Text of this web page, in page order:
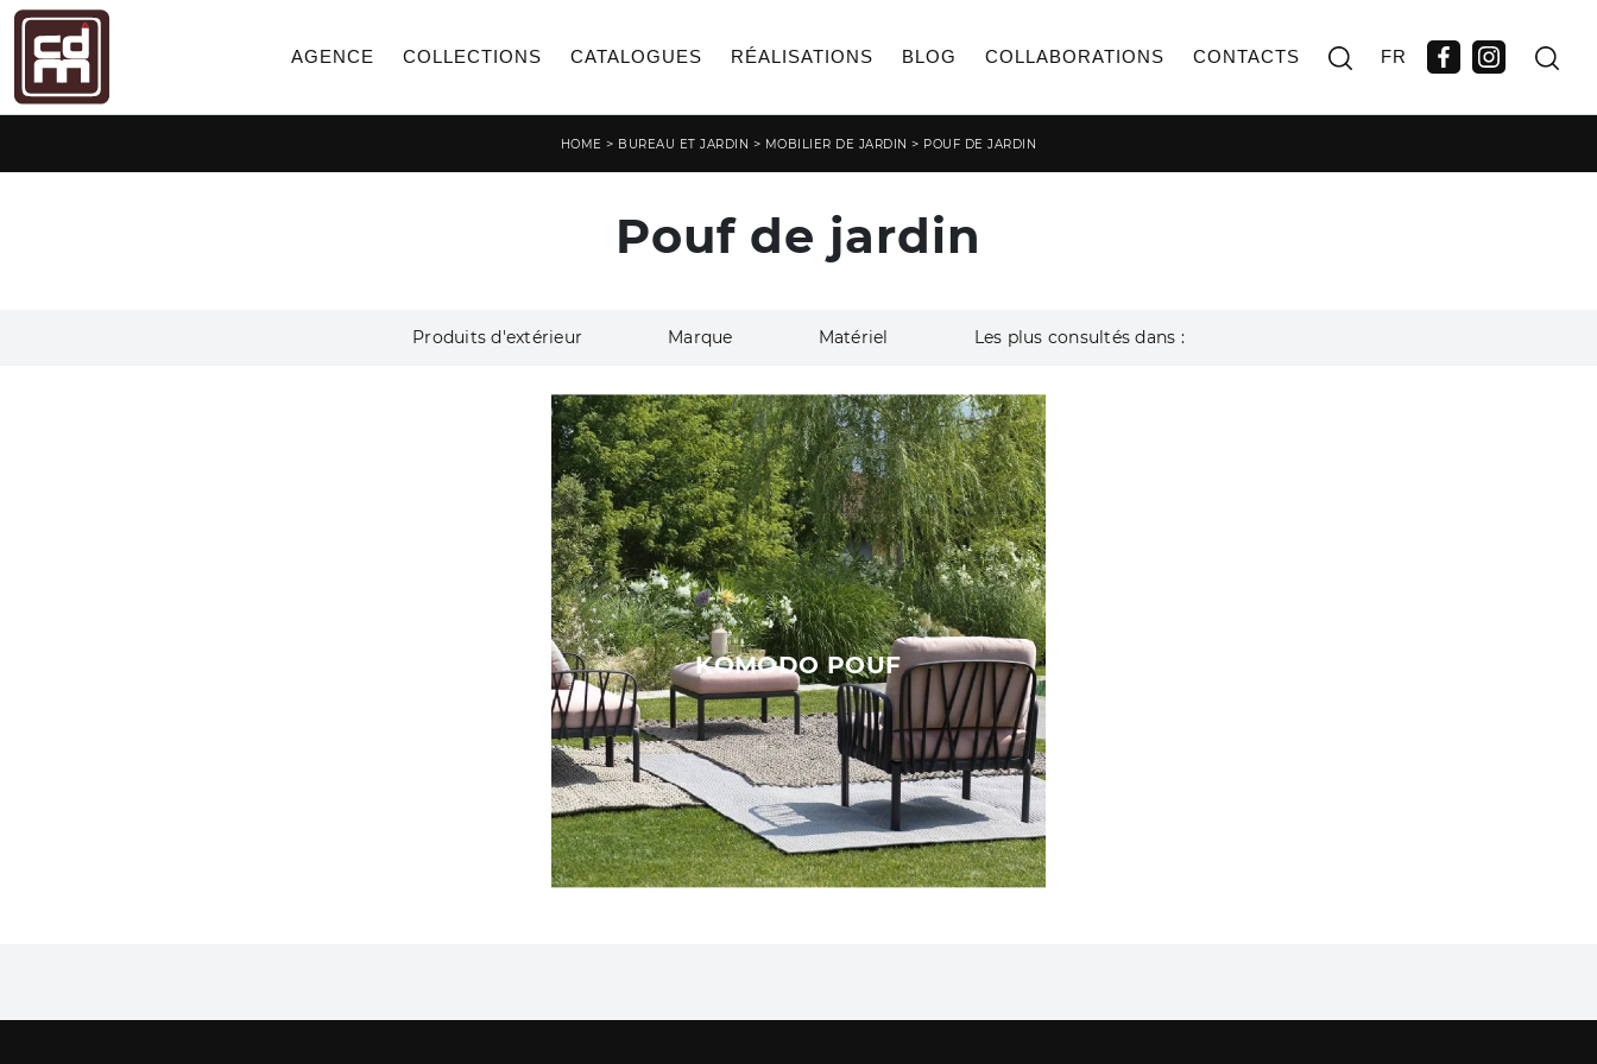
AGENCE COLLECTIONS CATALOGUES RÉALISATIONS BLOG COLLABORATIONS CONTACTS FR
HOME > BUREAU ET JARDIN > MOBILIER DE JARDIN > POUF DE JARDIN
Pouf de jardin
Produits d'extérieur Marque Matériel Les plus consultés dans :
KOMODO POUF